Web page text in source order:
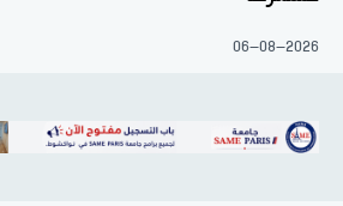
06-08-2026